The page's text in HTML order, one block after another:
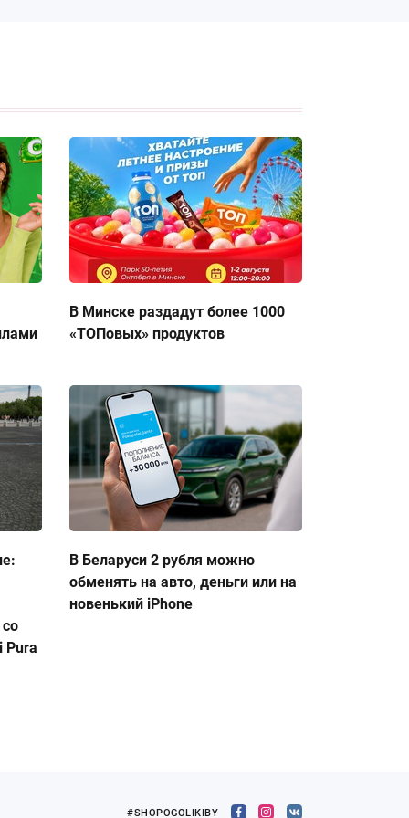
В Минске раздадут более 1000
«ТОПовых» продуктов
Pura
В Беларуси 2 рубля можно
обменять на авто, деньги или на
новенький iPhone
#SHOPOGOLIKIBY